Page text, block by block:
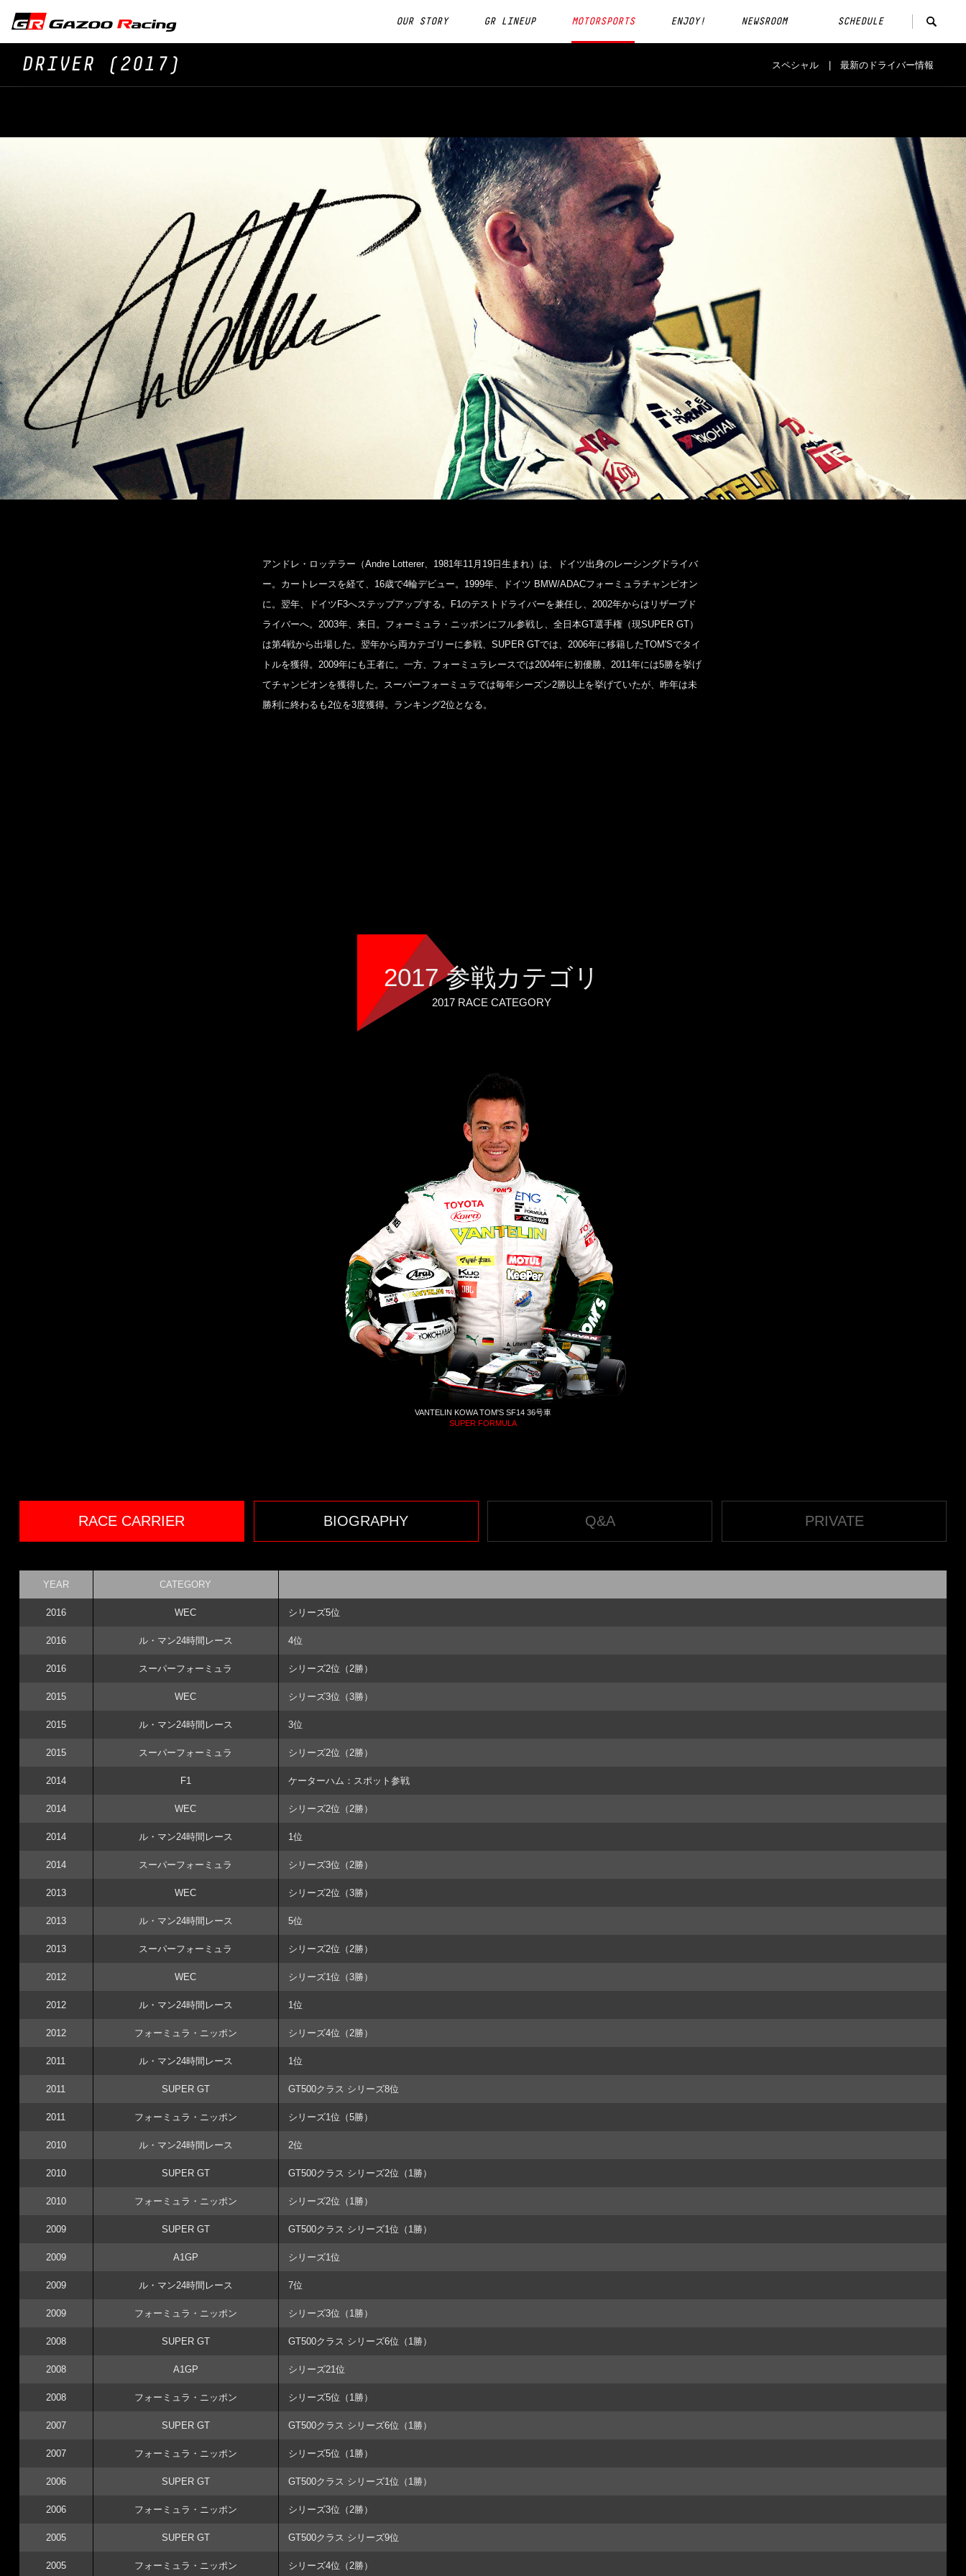
OUR STORY GR LINEUP MOTORSPORTS ENJOY! NEWSROOM SCHEDULE
DRIVER (2017) スペシャル 最新のドライバー情報
アンドレ・ロッテラー（Andre Lotterer、1981年11月19日生まれ）は、ドイツ出身のレーシングドライバ
ー。カートレースを経て、16歳で4輪デビュー。1999年、ドイツ BMW/ADACフォーミュラチャンピオン
に。翌年、ドイツF3へステップアップする。F1のテストドライバーを兼任し、2002年からはリザーブド
ライバーへ。2003年、来日。フォーミュラ・ニッポンにフル参戦し、全日本GT選手権（現SUPER GT）
は第4戦から出場した。翌年から両カテゴリーに参戦、SUPER GTでは、2006年に移籍したTOM'Sでタイ
トルを獲得。2009年にも王者に。一方、フォーミュラレースでは2004年に初優勝、2011年には5勝を挙げ
てチャンピオンを獲得した。スーパーフォーミュラでは毎年シーズン2勝以上を挙げていたが、昨年は未
勝利に終わるも2位を3度獲得。ランキング2位となる。
2017 参戦カテゴリ
2017 RACE CATEGORY
VANTELIN KOWA TOM'S SF14 36号車
SUPER FORMULA
RACE CARRIER BIOGRAPHY Q&A PRIVATE
YEAR CATEGORY
2016 WEC シリーズ5位
2016 ル・マン24時間レース 4位
2016 スーパーフォーミュラ シリーズ2位（2勝）
2015 WEC シリーズ3位（3勝）
2015 ル・マン24時間レース 3位
2015 スーパーフォーミュラ シリーズ2位（2勝）
2014 F1 ケーターハム：スポット参戦
2014 WEC シリーズ2位（2勝）
2014 ル・マン24時間レース 1位
2014 スーパーフォーミュラ シリーズ3位（2勝）
2013 WEC シリーズ2位（3勝）
2013 ル・マン24時間レース 5位
2013 スーパーフォーミュラ シリーズ2位（2勝）
2012 WEC シリーズ1位（3勝）
2012 ル・マン24時間レース 1位
2012 フォーミュラ・ニッポン シリーズ4位（2勝）
2011 ル・マン24時間レース 1位
2011 SUPER GT GT500クラス シリーズ8位
2011 フォーミュラ・ニッポン シリーズ1位（5勝）
2010 ル・マン24時間レース 2位
2010 SUPER GT GT500クラス シリーズ2位（1勝）
2010 フォーミュラ・ニッポン シリーズ2位（1勝）
2009 SUPER GT GT500クラス シリーズ1位（1勝）
2009 A1GP シリーズ1位
2009 ル・マン24時間レース 7位
2009 フォーミュラ・ニッポン シリーズ3位（1勝）
2008 SUPER GT GT500クラス シリーズ6位（1勝）
2008 A1GP シリーズ21位
2008 フォーミュラ・ニッポン シリーズ5位（1勝）
2007 SUPER GT GT500クラス シリーズ6位（1勝）
2007 フォーミュラ・ニッポン シリーズ5位（1勝）
2006 SUPER GT GT500クラス シリーズ1位（1勝）
2006 フォーミュラ・ニッポン シリーズ3位（2勝）
2005 SUPER GT GT500クラス シリーズ9位
2005 フォーミュラ・ニッポン シリーズ4位（2勝）